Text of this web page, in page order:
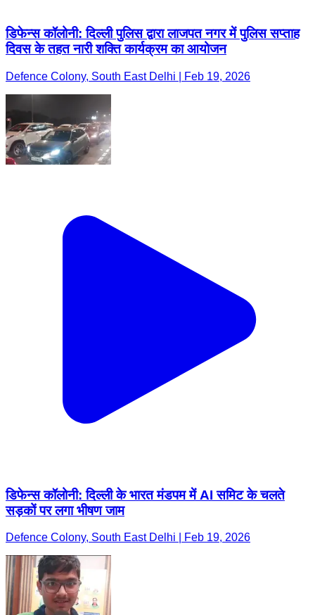
डिफेन्स कॉलोनी: दिल्ली पुलिस द्वारा लाजपत नगर में पुलिस सप्ताह
दिवस के तहत नारी शक्ति कार्यक्रम का आयोजन
Defence Colony, South East Delhi | Feb 19, 2026
डिफेन्स कॉलोनी: दिल्ली के भारत मंडपम में AI समिट के चलते
सड़कों पर लगा भीषण जाम
Defence Colony, South East Delhi | Feb 19, 2026